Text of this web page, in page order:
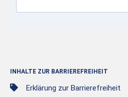
INHALTE ZUR BARRIEREFREIHEIT
Erklärung zur Barrierefreiheit